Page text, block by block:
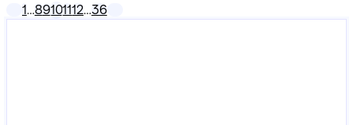
1…89101112…36